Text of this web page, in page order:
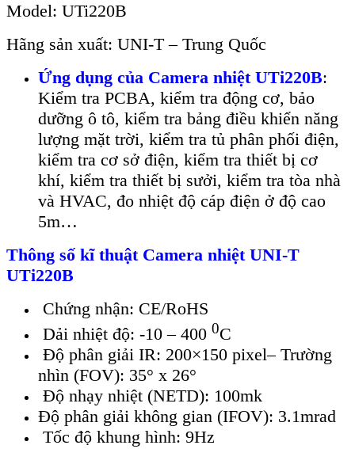
Model: UTi220B
Hãng sản xuất: UNI-T – Trung Quốc
Ứng dụng của Camera nhiệt UTi220B:
Kiểm tra PCBA, kiểm tra động cơ, bảo
dưỡng ô tô, kiểm tra bảng điều khiển năng
lượng mặt trời, kiểm tra tủ phân phối điện,
kiểm tra cơ sở điện, kiểm tra thiết bị cơ
khí, kiểm tra thiết bị sưởi, kiểm tra tòa nhà
và HVAC, đo nhiệt độ cáp điện ở độ cao
5m…
Thông số kĩ thuật Camera nhiệt UNI-T
UTi220B
Chứng nhận: CE/RoHS
Dải nhiệt độ: -10 – 400 0C
Độ phân giải IR: 200×150 pixel– Trường
nhìn (FOV): 35° x 26°
Độ nhạy nhiệt (NETD): 100mk
Độ phân giải không gian (IFOV): 3.1mrad
Tốc độ khung hình: 9Hz